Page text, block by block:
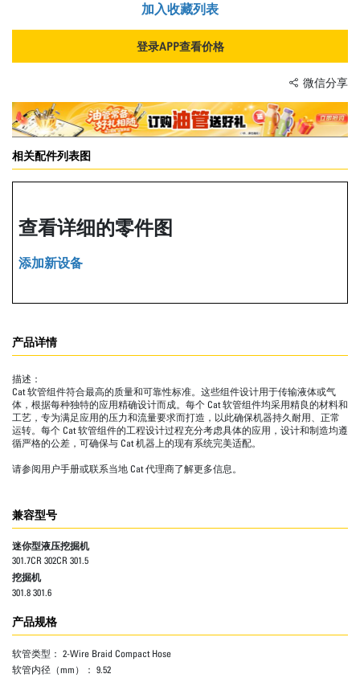
加入收藏列表
登录APP查看价格
微信分享
相关配件列表图
查看详细的零件图
添加新设备
产品详情
描述：
Cat 软管组件符合最高的质量和可靠性标准。这些组件设计用于传输液体或气
体，根据每种独特的应用精确设计而成。每个 Cat 软管组件均采用精良的材料和
工艺，专为满足应用的压力和流量要求而打造，以此确保机器持久耐用、正常
运转。每个 Cat 软管组件的工程设计过程充分考虑具体的应用，设计和制造均遵
循严格的公差，可确保与 Cat 机器上的现有系统完美适配。
请参阅用户手册或联系当地 Cat 代理商了解更多信息。
兼容型号
迷你型液压挖掘机
301.7CR 302CR 301.5
挖掘机
301.8 301.6
产品规格
软管类型： 2-Wire Braid Compact Hose
软管内径（mm）： 9.52